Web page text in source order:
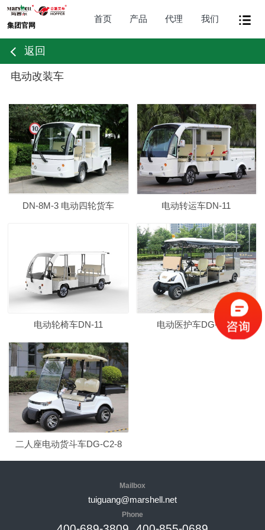
集团官网
首页 产品 代理 我们
返回
电动改装车
DN-8M-3 电动四轮货车 电动转运车DN-11
电动轮椅车DN-11 电动医护车DG-C2-2
二人座电动货斗车DG-C2-8
Mailbox
tuiguang@marshell.net
Phone